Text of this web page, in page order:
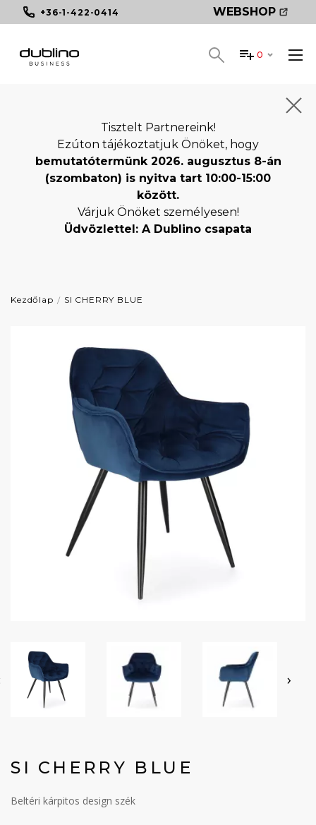
+36-1-422-0414 WEBSHOP
0
Tisztelt Partnereink!
Ezúton tájékoztatjuk Önöket, hogy
bemutatótermünk 2026. augusztus 8-án
(szombaton) is nyitva tart 10:00-15:00
között.
Várjuk Önöket személyesen!
Üdvözlettel: A Dublino csapata
Kezdőlap SI CHERRY BLUE
›
SI CHERRY BLUE
Beltéri kárpitos design szék